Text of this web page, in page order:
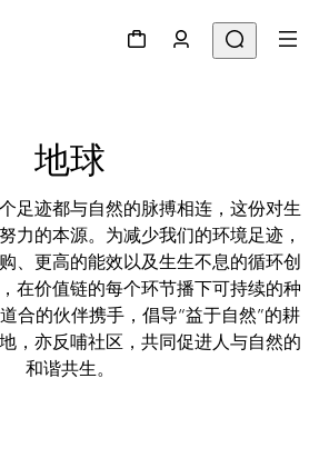
地球
足迹都与自然的脉搏相连，这份对生
力的本源。为减少我们的环境足迹，
、更高的能效以及生生不息的循环创
在价值链的每个环节播下可持续的种
合的伙伴携手，倡导“益于自然”的耕
，亦反哺社区，共同促进人与自然的
和谐共生。